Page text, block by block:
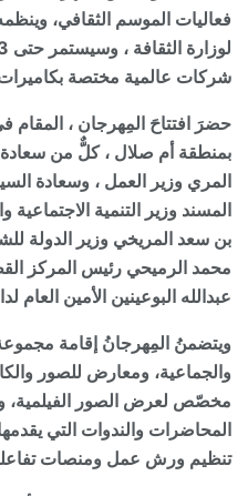
فعاليات الموسم الثقافي،
شركات عالمية مختصة
حضرَ افتتاحَ المِهرجان ، المقام
بمنطقة أم صلال ، كلٌّ من
المري وزير العمل ، وسعادة
المسند وزير التنمية
بن سعد المريخي وزير الدولة
محمد الرميحي رئيس المركز
عبدالله البوعينين الأمين العام
ويتضمنُ المِهرجانُ إقامة
والجماعية، ومعارض للصور
مخصّص لعرض الصور الفيلمية،
المحاضرات والندوات التي
تنظيم ورش عمل ومنصات